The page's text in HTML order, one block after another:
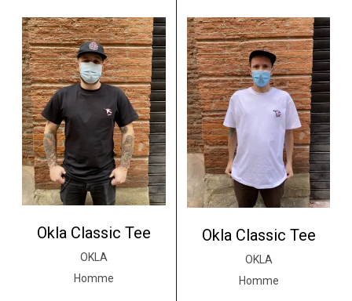
Okla Classic Tee
OKLA
Homme
Okla Classic Tee
OKLA
Homme